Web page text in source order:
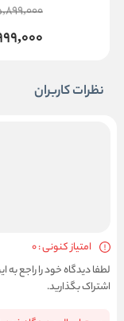
نظرات کاربران
امتیاز کنونی : 0
لطفا دیدگاه خود را راجع به
اشتراک بگذارید.